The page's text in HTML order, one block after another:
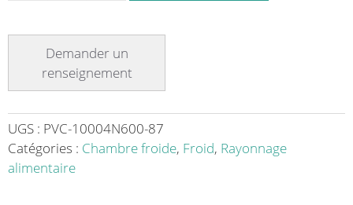
plastique
charge
lourde
niveaux
P
UGS : PVC-10004N600-87
Catégories : Chambre froide, Froid, Rayonnage
alimentaire